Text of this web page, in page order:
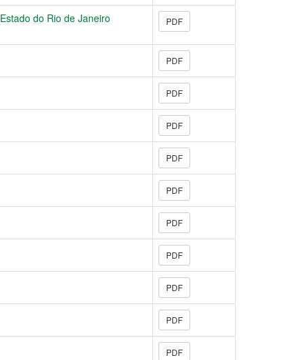
do Rio de Janeiro
PDF
PDF
PDF
PDF
PDF
PDF
PDF
PDF
PDF
PDF
PDF